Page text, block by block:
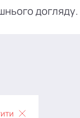
догляду.